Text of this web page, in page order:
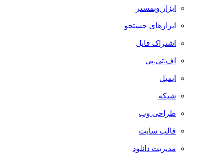
ابزار وبمستر
ابزارهای جستجو
اشتراک فایل
اف.تی.پی
ایمیل
شبکه
طراحی وب
قالب سایت
مدیریت دانلود